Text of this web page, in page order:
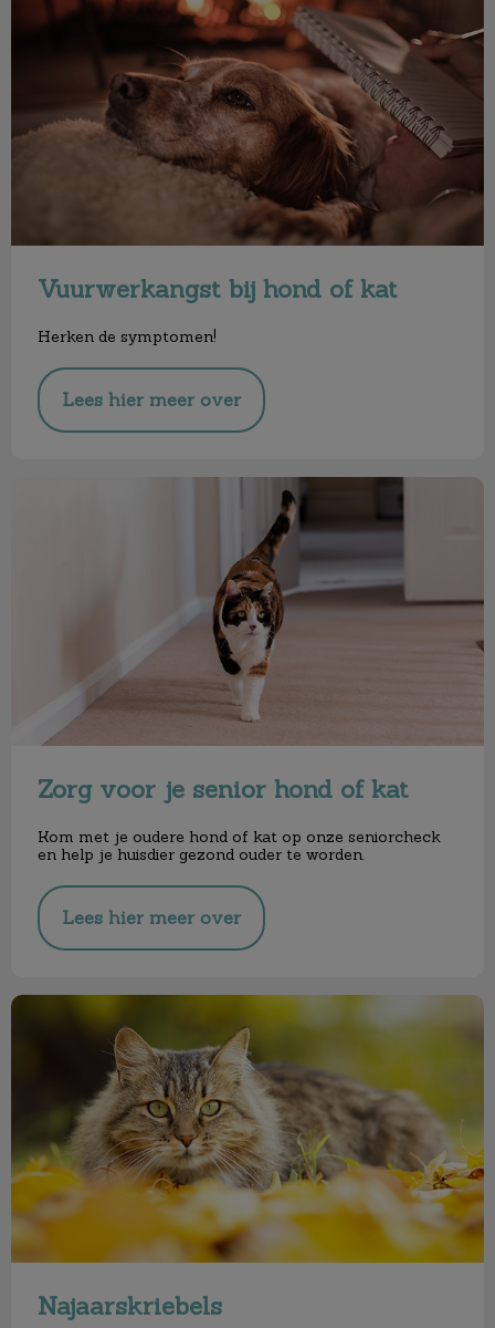
Vuurwerkangst bij hond of kat
Herken de symptomen!
Lees hier meer over
Zorg voor je senior hond of kat
Zorg voor je senior hond of kat
Kom met je oudere hond of kat op onze seniorcheck
en help je huisdier gezond ouder te worden.
Lees hier meer over
Najaarskriebels
Najaarskriebels